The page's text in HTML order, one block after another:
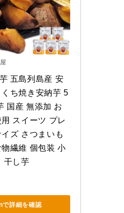
五島列島産 安
ち焼き安納芋 5
国産 無添加 お
スイーツ プレ
ズ さつまいも
繊維 個包装 小
干し芋
詳細を確認